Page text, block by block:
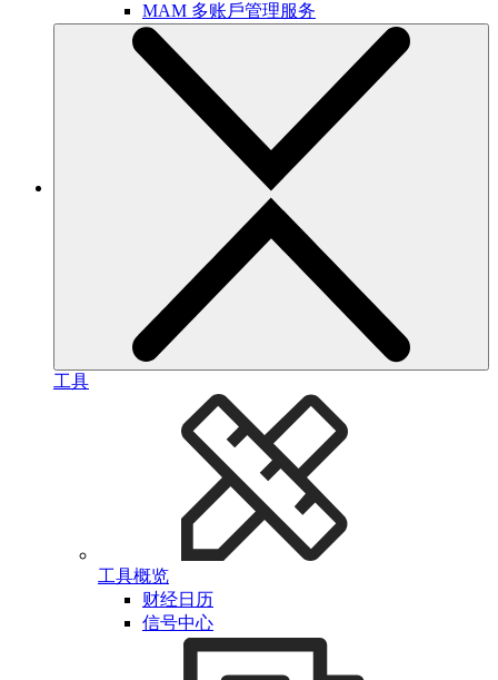
MAM 多账戶管理服务
工具
工具概览
财经日历
信号中心